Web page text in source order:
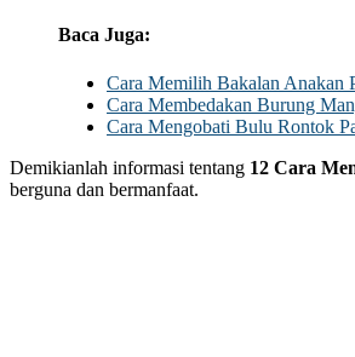
Baca Juga:
Cara Memilih Bakalan Anakan
Cara Membedakan Burung
Cara Mengobati Bulu Rontok
Demikianlah informasi tentang 12 Cara
berguna dan bermanfaat.